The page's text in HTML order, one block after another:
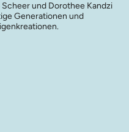
und Dorothee Kandzi
Generationen und